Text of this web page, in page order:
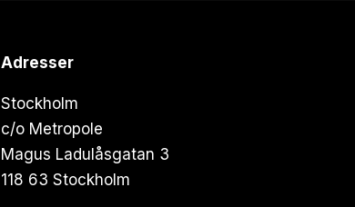
Adresser
Stockholm
c/o Metropole
Magus Ladulåsgatan 3
118 63 Stockholm